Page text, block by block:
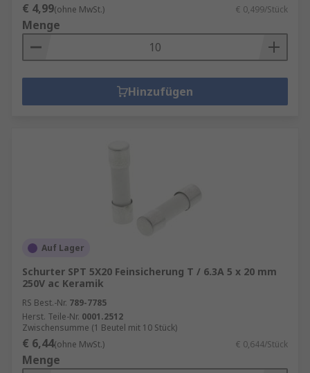
€ 4,99(ohne MwSt.) € 0,499/Stück
Menge
Hinzufügen
Auf Lager
Schurter SPT 5X20 Feinsicherung T / 6.3A 5 x 20 mm
250V ac Keramik
RS Best.-Nr. 789-7785
Herst. Teile-Nr. 0001.2512
Zwischensumme (1 Beutel mit 10 Stück)
€ 6,44(ohne MwSt.) € 0,644/Stück
Menge